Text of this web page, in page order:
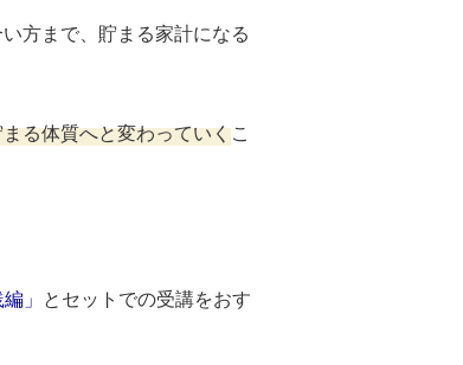
方まで、貯まる家計になる
る体質へと変わっていくこ
」 とセットでの受講をおす